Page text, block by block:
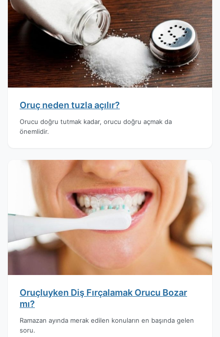
Oruç neden tuzla açılır?
Orucu doğru tutmak kadar, orucu doğru açmak da
önemlidir.
Oruçluyken Diş Fırçalamak Orucu Bozar
mı?
Ramazan ayında merak edilen konuların en başında gelen
soru.